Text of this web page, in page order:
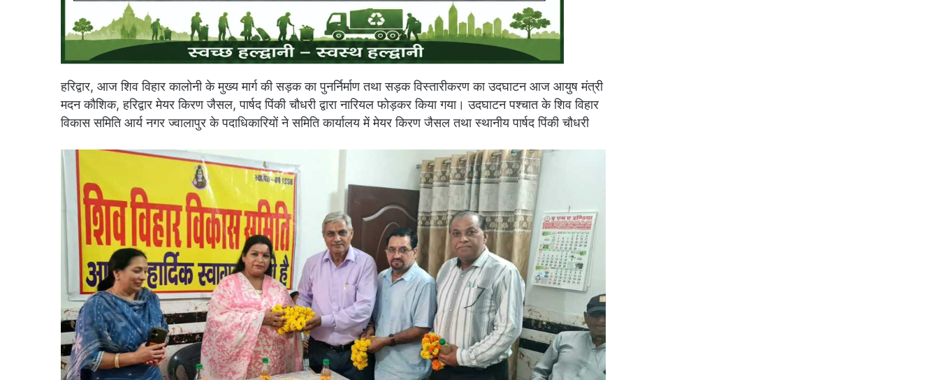
हरिद्वार, आज शिव विहार कालोनी के मुख्य मार्ग की सड़क का पुनर्निर्माण तथा सड़क विस्तारीकरण का उदघाटन आज आयुष मंत्री
मदन कौशिक, हरिद्वार मेयर किरण जैसल, पार्षद पिंकी चौधरी द्वारा नारियल फोड़कर किया गया। उदघाटन पश्चात के शिव विहार
विकास समिति आर्य नगर ज्वालापुर के पदाधिकारियों ने समिति कार्यालय में मेयर किरण जैसल तथा स्थानीय पार्षद पिंकी चौधरी